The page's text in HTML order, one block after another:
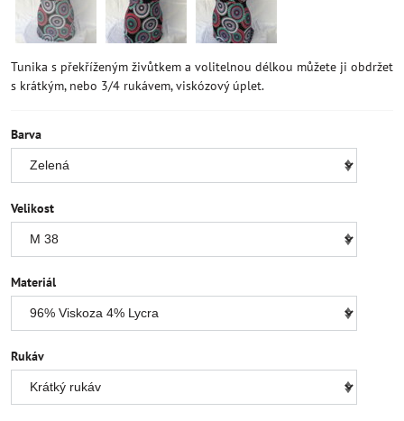
Tunika s překříženým živůtkem a volitelnou délkou můžete ji obdržet
s krátkým, nebo 3/4 rukávem, viskózový úplet.
Barva
Velikost
Materiál
Rukáv